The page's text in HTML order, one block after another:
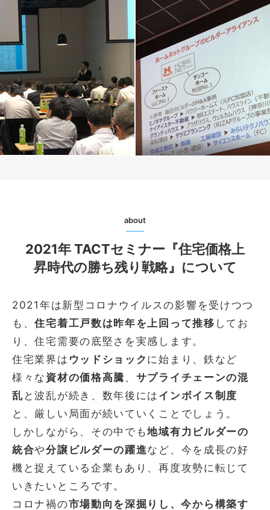
about
2021年 TACTセミナー『住宅価格上
昇時代の勝ち残り戦略』について
2021年は新型コロナウイルスの影響を受けつつ
も、住宅着工戸数は昨年を上回って推移 してお
り、住宅需要の底堅さを実感します。
住宅業界は ウッドショック に始まり、鉄など
様々な 資材の価格高騰 、 サプライチェーンの混
乱 と波乱が続き、数年後には インボイス制度
と、厳しい局面が続いていくことでしょう。
しかしながら、その中でも地域有力ビルダーの
統合や分譲ビルダーの躍進など、今を成長の好
機と捉えている企業もあり、再度攻勢に転じて
いきたいところです。
コロナ禍の市場動向を深掘りし、今から構築す